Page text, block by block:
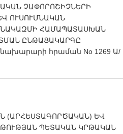
ՉԱՓՈՐՈՇԻՉՆԵՐԻ
ՈՒՍՈՒՄՆԱԿԱՆ
ՀԱՄԱՊԱՏԱՍԽԱՆ
ԸՆԹԱՑԱԿԱՐԳԸ
հրաման No 1269 Ա/
(ԱՐՀԵՍՏԱԳՈՐԾԱԿԱՆ) ԵՎ
ՊԵՏԱԿԱՆ ԿՐԹԱԿԱՆ